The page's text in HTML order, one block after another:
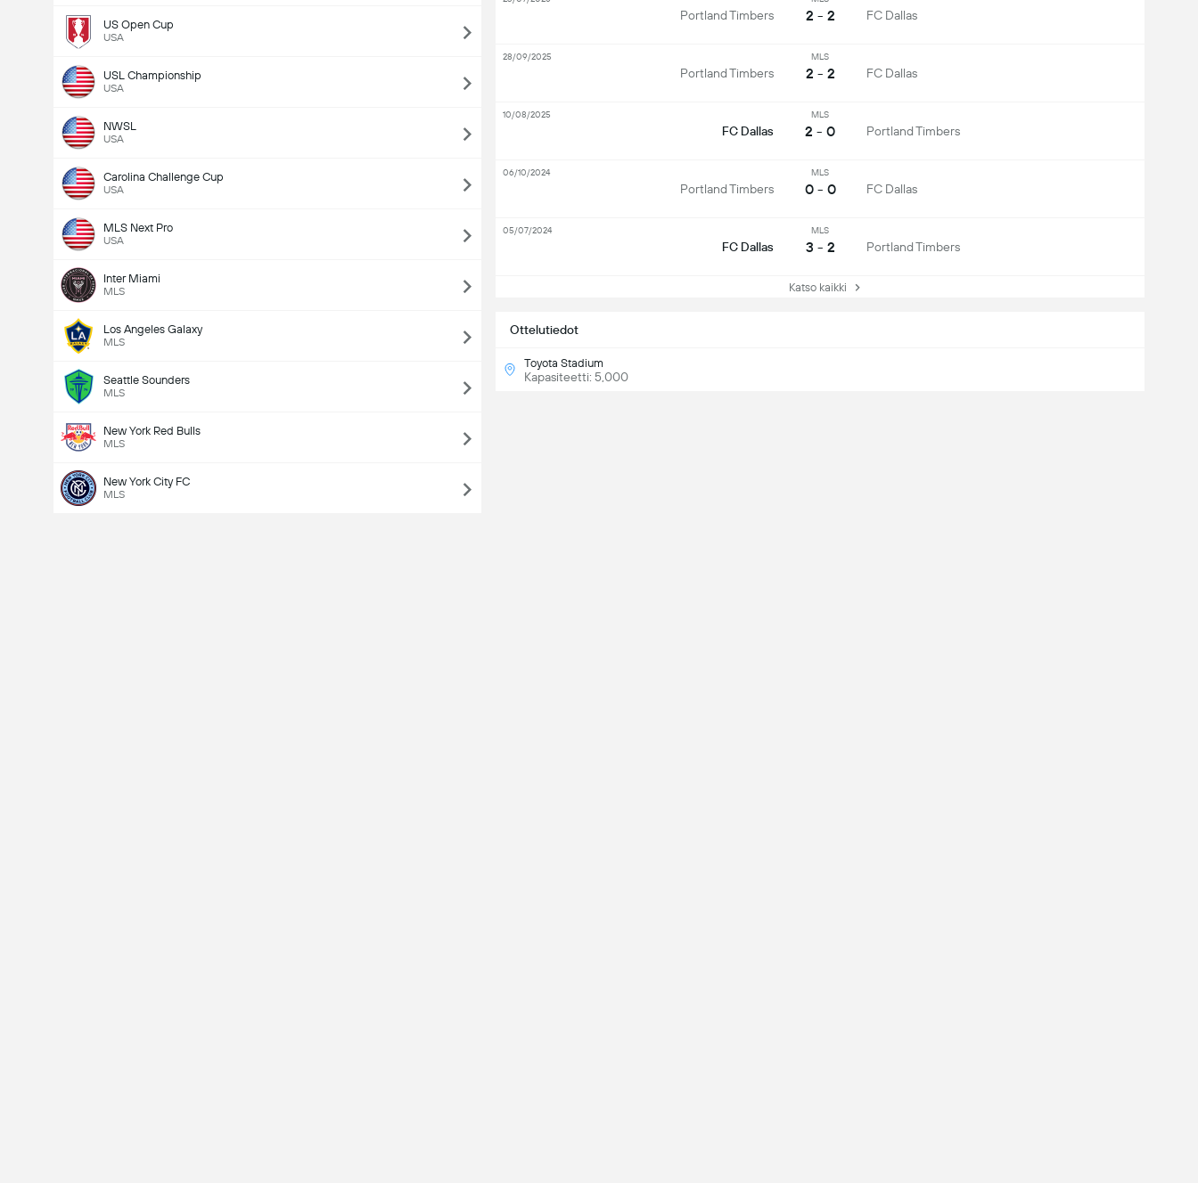
US Open Cup
USA
USL Championship
USA
NWSL
USA
Carolina Challenge Cup
USA
MLS Next Pro
USA
Inter Miami
MLS
Los Angeles Galaxy
MLS
Seattle Sounders
MLS
New York Red Bulls
MLS
New York City FC
MLS
Ottelutiedot
Toyota Stadium
Kapasiteetti: 5,000
Portland Timbers 2 - 2 FC Dallas
Portland Timbers
MLS
2 - 2 FC Dallas
28/09/2025
FC Dallas
MLS
2 - 0 Portland Timbers
10/08/2025
Portland Timbers
MLS
0 - 0 FC Dallas
06/10/2024
FC Dallas
MLS
3 - 2 Portland Timbers
05/07/2024
Katso kaikki